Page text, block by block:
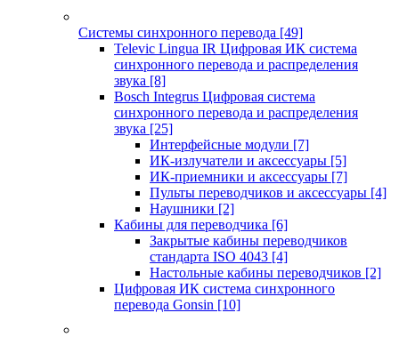
Системы синхронного перевода [49]
Televic Lingua IR Цифровая ИК система
синхронного перевода и распределения
звука [8]
Bosch Integrus Цифровая система
синхронного перевода и распределения
звука [25]
Интерфейсные модули [7]
ИК-излучатели и аксессуары [5]
ИК-приемники и аксессуары [7]
Пульты переводчиков и аксессуары [4]
Наушники [2]
Кабины для переводчика [6]
Закрытые кабины переводчиков
стандарта ISO 4043 [4]
Настольные кабины переводчиков [2]
Цифровая ИК система синхронного
перевода Gonsin [10]